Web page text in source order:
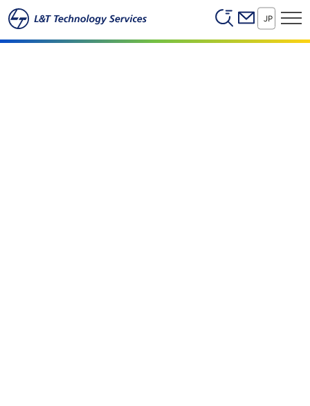
本文へスキップ Header
JP
デジタルソリューションを活用した比類ないビ
ジネス価値の創造